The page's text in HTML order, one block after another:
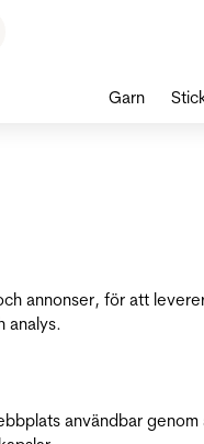
annonser, för att
analys.
användbar
Garn